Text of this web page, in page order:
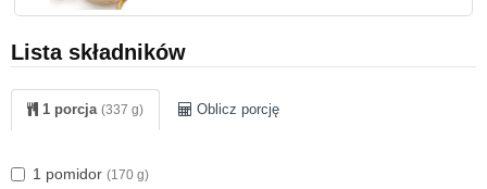
przepisy:
Serek wiejski z jabłkiem
Domowy jogurt owocowy
Jogurt grecki z miodem i cynamonem
Pomarańczowy shake
Lista składników
1 porcja (337 g) Oblicz porcję
1 pomidor (170 g)